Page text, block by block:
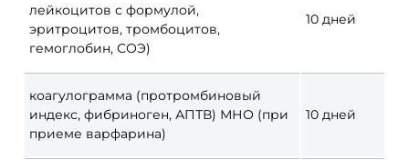
лейкоцитов с формулой,
эритроцитов, тромбоцитов,
гемоглобин, СОЭ)
10 дней
коагулограмма (протромбиновый
индекс, фибриноген, АПТВ) МНО (при
приеме варфарина)
10 дней